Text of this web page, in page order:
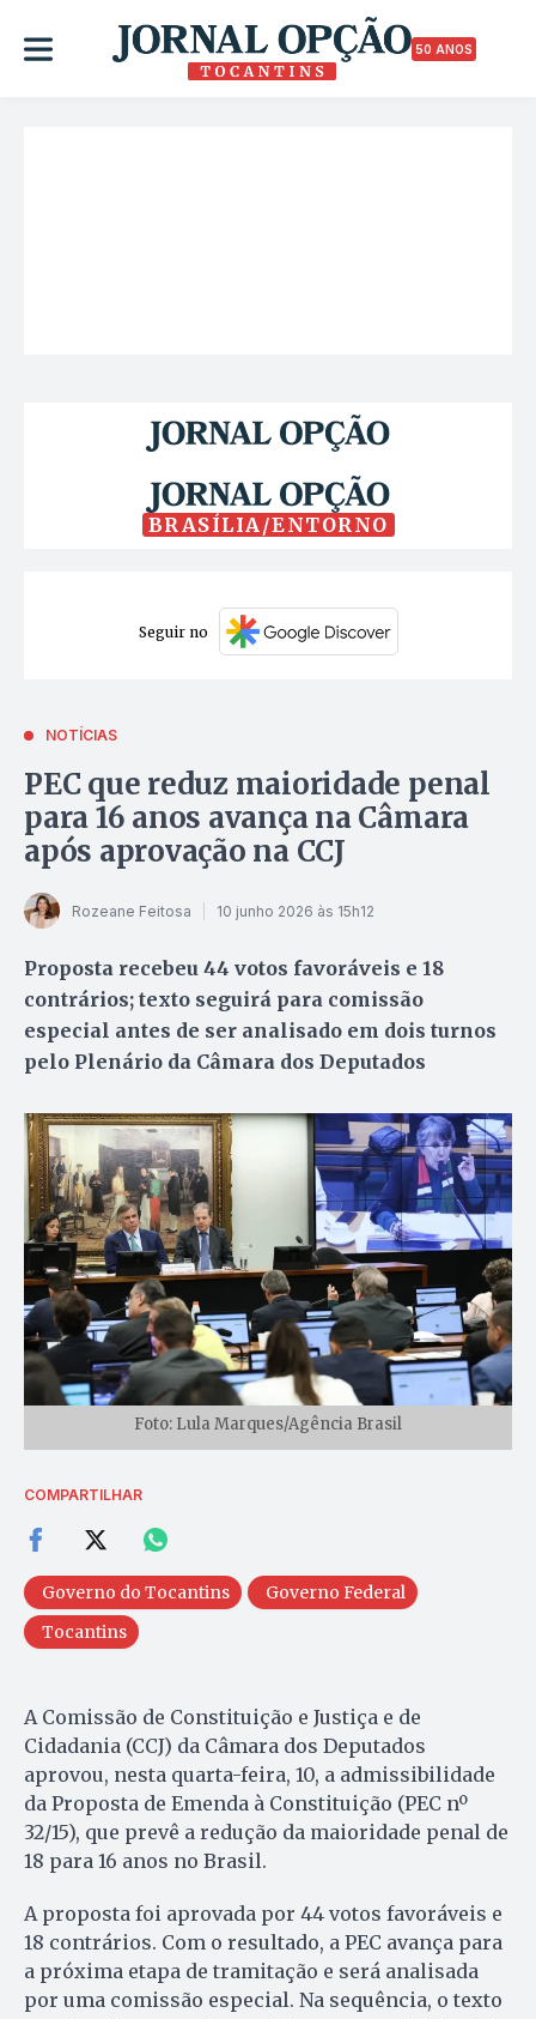
50 ANOS
BRASÍLIA/ENTORNO
Seguir no
NOTÍCIAS
PEC que reduz maioridade penal
para 16 anos avança na Câmara
após aprovação na CCJ
Rozeane Feitosa 10 junho 2026 às 15h12
Proposta recebeu 44 votos favoráveis e 18
contrários; texto seguirá para comissão
especial antes de ser analisado em dois turnos
pelo Plenário da Câmara dos Deputados
Foto: Lula Marques/Agência Brasil
COMPARTILHAR
Governo do Tocantins
Governo Federal
Tocantins
A Comissão de Constituição e Justiça e de
Cidadania (CCJ) da Câmara dos Deputados
aprovou, nesta quarta-feira, 10, a admissibilidade
da Proposta de Emenda à Constituição (PEC nº
32/15), que prevê a redução da maioridade penal de
18 para 16 anos no Brasil.
A proposta foi aprovada por 44 votos favoráveis e
18 contrários. Com o resultado, a PEC avança para
a próxima etapa de tramitação e será analisada
por uma comissão especial. Na sequência, o texto